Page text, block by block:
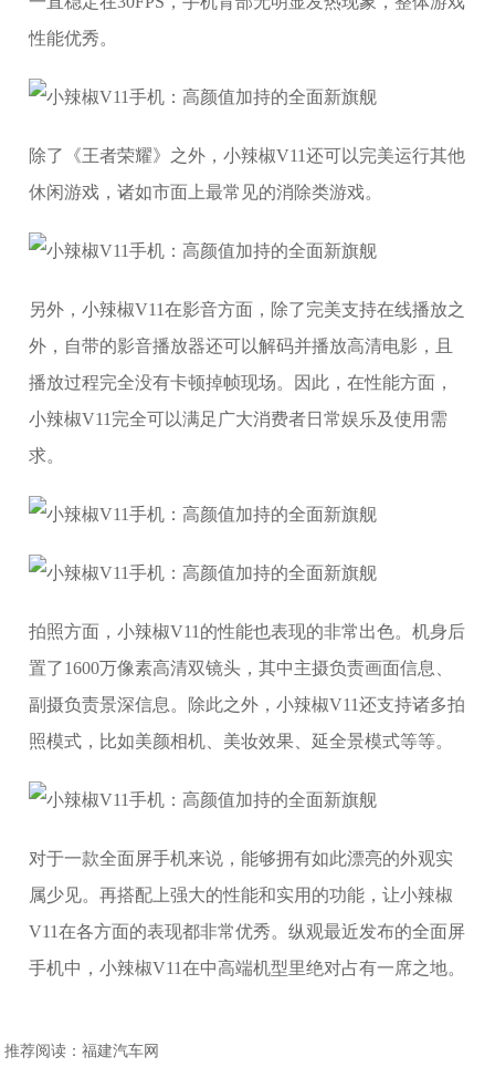
性能优秀。
除了《王者荣耀》之外，小辣椒V11还可以完美运行其他
休闲游戏，诸如市面上最常见的消除类游戏。
另外，小辣椒V11在影音方面，除了完美支持在线播放之
外，自带的影音播放器还可以解码并播放高清电影，且
播放过程完全没有卡顿掉帧现场。因此，在性能方面，
小辣椒V11完全可以满足广大消费者日常娱乐及使用需
求。
拍照方面，小辣椒V11的性能也表现的非常出色。机身后
置了1600万像素高清双镜头，其中主摄负责画面信息、
副摄负责景深信息。除此之外，小辣椒V11还支持诸多拍
照模式，比如美颜相机、美妆效果、延全景模式等等。
对于一款全面屏手机来说，能够拥有如此漂亮的外观实
属少见。再搭配上强大的性能和实用的功能，让小辣椒
V11在各方面的表现都非常优秀。纵观最近发布的全面屏
手机中，小辣椒V11在中高端机型里绝对占有一席之地。
推荐阅读：福建汽车网